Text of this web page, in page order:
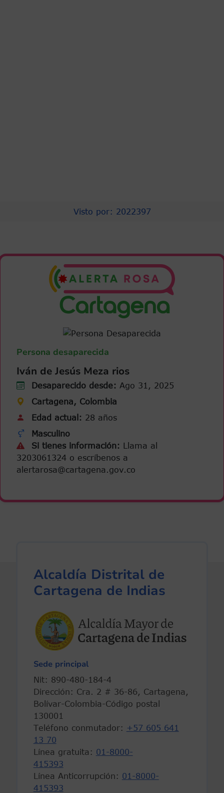
Visto por: 2022397
Persona desaparecida
Iván de Jesús Meza rios
Desaparecido desde: Ago 31, 2025
Cartagena, Colombia
Edad actual: 28 años
Masculino
Si tienes información: Llama al
3203061324 o escríbenos a
alertarosa@cartagena.gov.co
Alcaldía Distrital de
Cartagena de Indias
Sede principal
Nit: 890-480-184-4
Dirección: Cra. 2 # 36-86, Cartagena,
Bolívar-Colombia-Código postal
130001
Teléfono conmutador: +57 605 641
13 70
Línea gratuita: 01-8000-
415393
Línea Anticorrupción: 01-8000-
415393